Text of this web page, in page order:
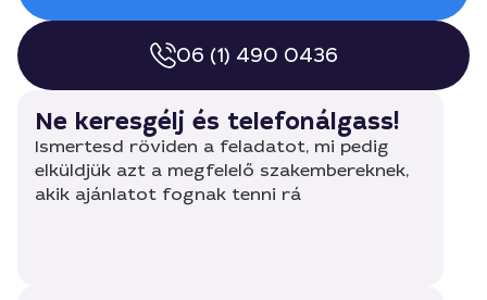
06 (1) 490 0436
Ne keresgélj és telefonálgass!
Ismertesd röviden a feladatot, mi pedig
elküldjük azt a megfelelő szakembereknek,
akik ajánlatot fognak tenni rá